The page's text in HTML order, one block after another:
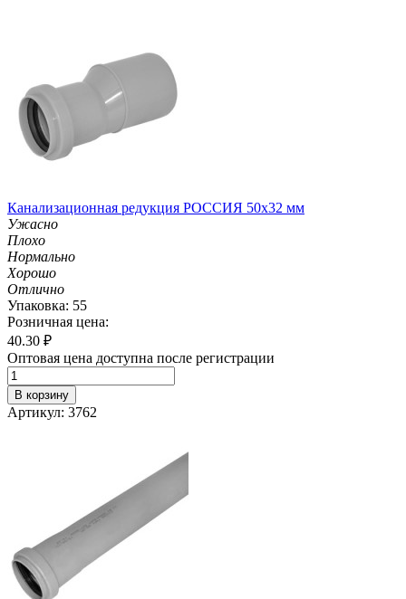
Канализационная редукция РОССИЯ 50х32 мм
Ужасно
Плохо
Нормально
Хорошо
Отлично
Упаковка: 55
Розничная цена:
40.30 ₽
Оптовая цена доступна после регистрации
В корзину
Артикул: 3762